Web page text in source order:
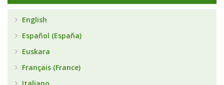
English
Español (España)
Euskara
Français (France)